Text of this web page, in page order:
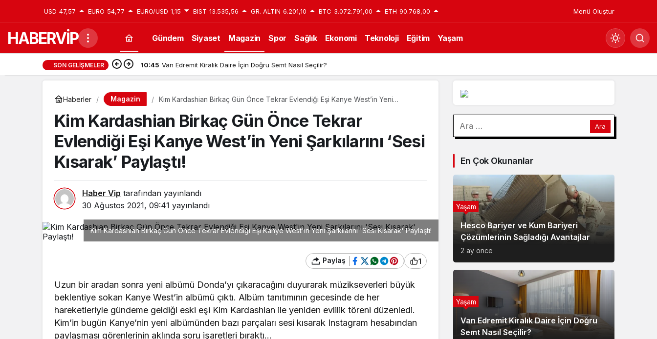
USD 47,57 EURO 54,77 EURO/USD 1,15 BIST 13.535,56 GR. ALTIN 6.201,10 BTC 3.072.791,00 ETH 90.768,00 Menü Oluştur
HABERVİP Gündem Siyaset Magazin Spor Sağlık Ekonomi Teknoloji Eğitim Yaşam
Mod
değiştir
Gece modunu seçin.
Sistem Modu
Sistem modunu seçin.
SON GELIŞMELER 10:45 Van Edremit Kiralık Daire İçin Doğru Semt Nasıl Seçilir?
Haberler Magazin
Kim Kardashian Birkaç Gün Önce Tekrar Evlendiği Eşi Kanye West’in Yeni
Kim Kardashian Birkaç Gün Önce Tekrar
Evlendiği Eşi Kanye West’in Yeni Şarkılarını ‘Sesi
Kısarak’ Paylaştı!
Haber Vip tarafından yayınlandı
30 Ağustos 2021, 09:41 yayınlandı
Kim Kardashian Birkaç Gün Önce Tekrar Evlendiği Eşi Kanye West'in Yeni Şarkılarını 'Sesi Kısarak' Paylaştı!
Paylaş 1
Uzun bir aradan sonra yeni albümü Donda’yı çıkaracağını duyurarak müzikseverleri büyük
beklentiye sokan Kanye West’in albümü çıktı. Albüm tanıtımının gecesinde de her
hareketleriyle gündeme geldiği eski eşi Kim Kardashian ile yeniden evlilik töreni düzenledi.
Kim’in bugün Kanye’nin yeni albümünden bazı parçaları sesi kısarak Instagram hesabından
paylaşması görenlerinin aklında soru işaretleri bıraktı…
En Çok Okunanlar
Hesco Bariyer ve Kum Bariyeri
Çözümlerinin Sağladığı Avantajlar
2 ay önce
Yaşam
Van Edremit Kiralık Daire İçin Doğru
Semt Nasıl Seçilir?
Yaşam